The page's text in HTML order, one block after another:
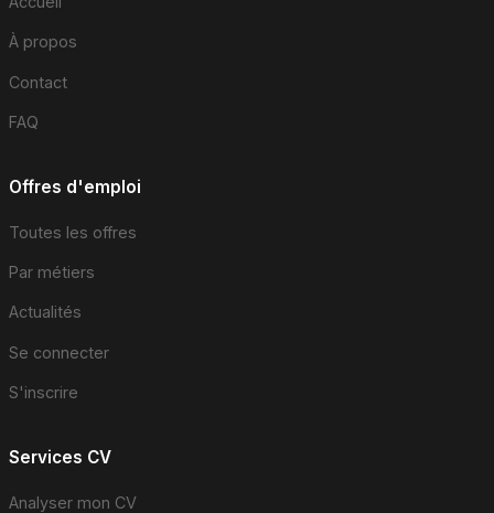
À propos
Contact
FAQ
Offres d'emploi
Toutes les offres
Par métiers
Actualités
Se connecter
S'inscrire
Services CV
Analyser mon CV